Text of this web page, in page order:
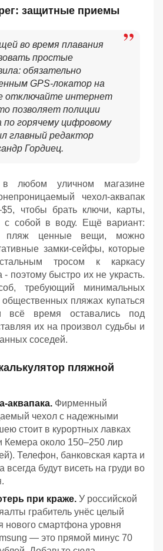
защитные приемы
во время плавания
простые
обязательно
GPS-локатор на
отключайте интернет
позволяет полиции
по горячему цифровому
главный редактор
Гордиец.
в любом уличном магазине
чехол-аквапак
чтобы брать ключи, карты,
с собой в воду. Ещё вариант:
пляж ценные вещи, можно
замки-сейфы, которые
стальным тросом к каркасу
- поэтому быстро их не украсть.
требующий минимальных
пляжах купаться
всё время оставались под
их на произвол судьбы и
соседей.
пляжной
аквапака. Фирменный
чехол с надежными
стоит в курортных лавках
Кемера около 150–250 лир
Телефон, банковская карта и
всегда будут висеть на груди во
при краже. У российской
грабитель унёс целый
нового смартфона уровня
— это прямой минус 70